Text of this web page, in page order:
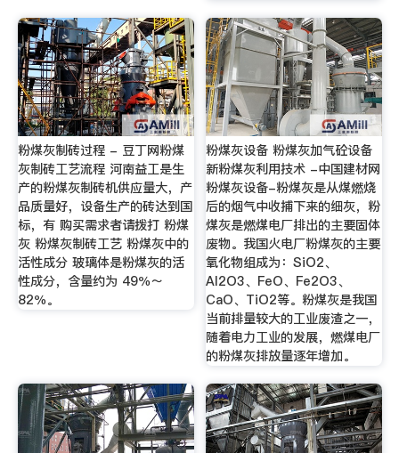
粉煤灰制砖过程 - 豆丁网粉煤
灰制砖工艺流程 河南益工是生
产的粉煤灰制砖机供应量大，产
品质量好，设备生产的砖达到国
标，有 购买需求者请拨打 粉煤
灰 粉煤灰制砖工艺 粉煤灰中的
活性成分 玻璃体是粉煤灰的活
性成分，含量约为 49％～
82％。
粉煤灰设备 粉煤灰加气砼设备
新粉煤灰利用技术 -中国建材网
粉煤灰设备-粉煤灰是从煤燃烧
后的烟气中收捕下来的细灰，粉
煤灰是燃煤电厂排出的主要固体
废物。我国火电厂粉煤灰的主要
氧化物组成为：SiO2、
Al2O3、FeO、Fe2O3、
CaO、TiO2等。粉煤灰是我国
当前排量较大的工业废渣之一，
随着电力工业的发展，燃煤电厂
的粉煤灰排放量逐年增加。